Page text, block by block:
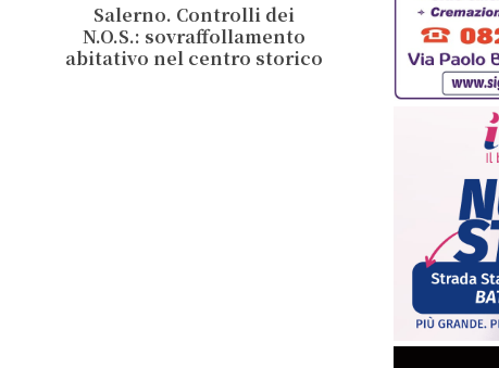
Salerno. Controlli dei
N.O.S.: sovraffollamento
abitativo nel centro storico